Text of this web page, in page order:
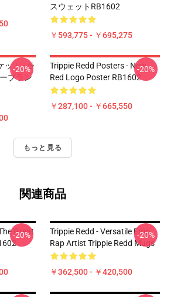
スウェットRB1602
￥593,775 - ￥695,275
ット - ラ
ブラン
-20%
Trippie Redd Posters - New
Red Logo Poster RB1602
￥287,100 - ￥665,550
-20%
もっと見る
関連商品
Great
-20%
Trippie Redd - Versatile Emo
Rap Artist Trippie Redd Mugs
￥362,500 - ￥420,500
-20%